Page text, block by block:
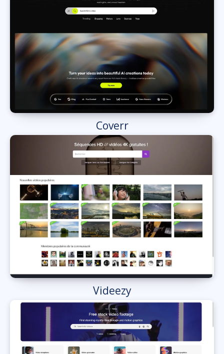
Coverr
Videezy